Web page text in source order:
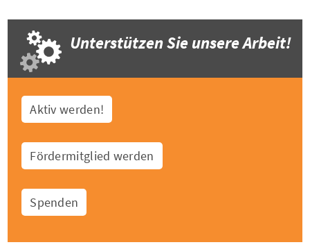
Unterstützen Sie unsere Arbeit!
Aktiv werden!
Fördermitglied werden
Spenden